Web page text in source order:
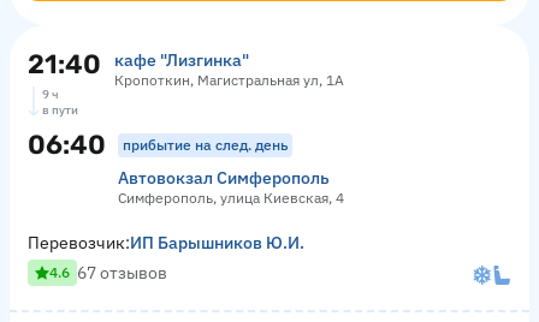
21:40 кафе "Лизгинка"
Кропоткин, Магистральная ул, 1А
9 ч
в пути
06:40 прибытие на след. день
Автовокзал Симферополь
Симферополь, улица Киевская, 4
Перевозчик:ИП Барышников Ю.И.
4.6 67 отзывов